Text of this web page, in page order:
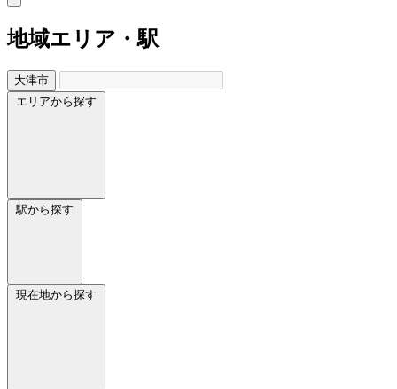
地域エリア・駅
大津市
エリアから探す
駅から探す
現在地から探す